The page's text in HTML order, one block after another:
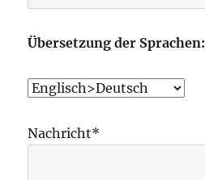
Übersetzung der Sprachen:
Nachricht*